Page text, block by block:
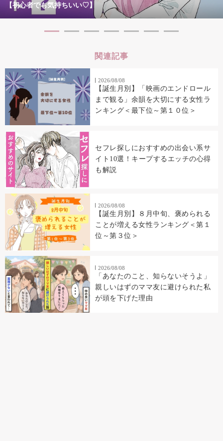
【初心者でも気持ちいい♡】
関連記事
2026/08/08
【誕生月別】「映画のエンドロール
まで観る」余韻を大切にする女性ラ
ンキング＜最下位～第１０位＞
セフレ探しにおすすめの出会い系サ
イト10選！キープするエッチの心得
も解説
2026/08/08
【誕生月別】８月中旬、褒められる
ことが増える女性ランキング＜第１
位～第３位＞
2026/08/08
「あなたのこと、知らないそうよ」
親しいはずのママ友に避けられた私
が頭を下げた理由